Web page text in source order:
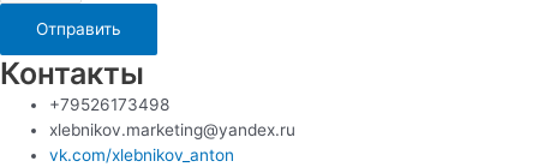
Отправить
Контакты
+79526173498
xlebnikov.marketing@yandex.ru
vk.com/xlebnikov_anton